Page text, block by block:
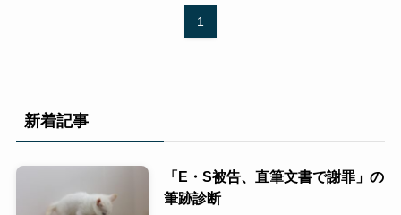
1
新着記事
「E・S被告、直筆文書で謝罪」の
筆跡診断